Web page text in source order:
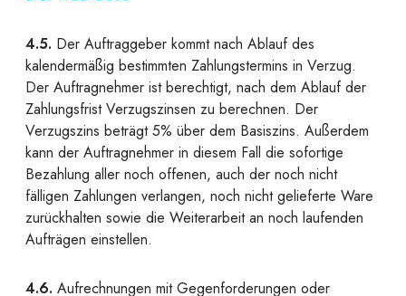
4.5. Der Auftraggeber kommt nach Ablauf des
kalendermäßig bestimmten Zahlungstermins in Verzug.
Der Auftragnehmer ist berechtigt, nach dem Ablauf der
Zahlungsfrist Verzugszinsen zu berechnen. Der
Verzugszins beträgt 5% über dem Basiszins. Außerdem
kann der Auftragnehmer in diesem Fall die sofortige
Bezahlung aller noch offenen, auch der noch nicht
fälligen Zahlungen verlangen, noch nicht gelieferte Ware
zurückhalten sowie die Weiterarbeit an noch laufenden
Aufträgen einstellen.
4.6. Aufrechnungen mit Gegenforderungen oder